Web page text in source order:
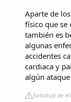
Aparte de
físico que se
también es
algunas
accidentes
cardiaca y
algún
Solicitud de